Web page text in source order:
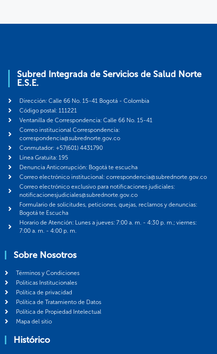
Subred Integrada de Servicios de Salud Norte
E.S.E.
Dirección: Calle 66 No. 15-41 Bogotá - Colombia
Código postal: 111221
Ventanilla de Correspondencia: Calle 66 No. 15-41
Correo institucional Correspondencia:
correspondencia@subrednorte.gov.co
Conmutador: +57(601) 4431790
Línea Gratuita: 195
Denuncia Anticorrupción: Bogotá te escucha
Correo electrónico institucional: correspondencia@subrednorte.gov.co
Correo electrónico exclusivo para notificaciones judiciales:
notificacionesjudiciales@subrednorte.gov.co
Formulario de solicitudes, peticiones, quejas, reclamos y denuncias:
Bogotá te Escucha
Horario de Atención: Lunes a jueves: 7:00 a. m. - 4:30 p. m.; viernes:
7:00 a. m. - 4:00 p. m.
Sobre Nosotros
Términos y Condiciones
Politicas Institucionales
Política de privacidad
Política de Tratamiento de Datos
Política de Propiedad Intelectual
Mapa del sitio
Histórico